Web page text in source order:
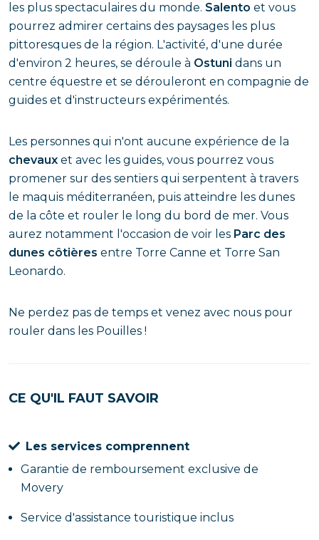
les plus spectaculaires du monde. Salento et vous
pourrez admirer certains des paysages les plus
pittoresques de la région. L'activité, d'une durée
d'environ 2 heures, se déroule à Ostuni dans un
centre équestre et se dérouleront en compagnie de
guides et d'instructeurs expérimentés.
Les personnes qui n'ont aucune expérience de la
chevaux et avec les guides, vous pourrez vous
promener sur des sentiers qui serpentent à travers
le maquis méditerranéen, puis atteindre les dunes
de la côte et rouler le long du bord de mer. Vous
aurez notamment l'occasion de voir les Parc des
dunes côtières entre Torre Canne et Torre San
Leonardo.
Ne perdez pas de temps et venez avec nous pour
rouler dans les Pouilles !
CE QU'IL FAUT SAVOIR
Les services comprennent
Garantie de remboursement exclusive de
Movery
Service d'assistance touristique inclus